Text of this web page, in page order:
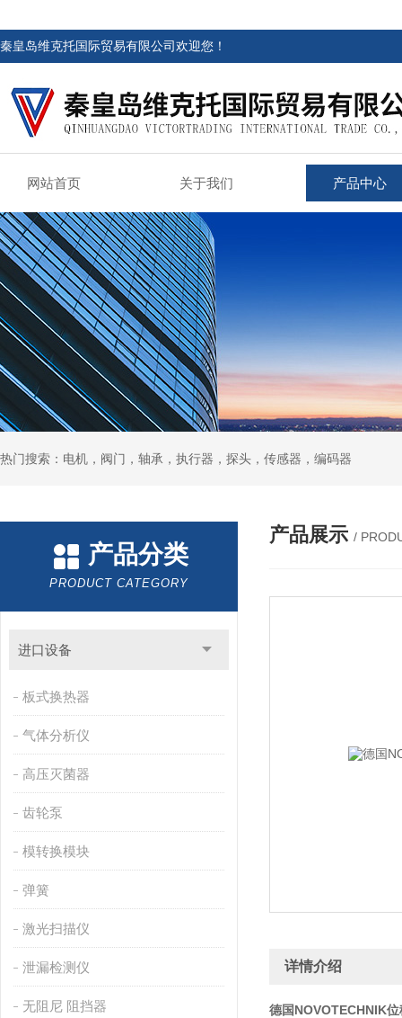
秦皇岛维克托国际贸易有限公司欢迎您！
网站首页 关于我们 产品中心
热门搜索：电机，阀门，轴承，执行器，探头，传感器，编码器
产品分类
PRODUCT CATEGORY
进口设备
板式换热器
气体分析仪
高压灭菌器
齿轮泵
模转换模块
弹簧
激光扫描仪
泄漏检测仪
无阻尼 阻挡器
产品展示 /
详情介绍
德国NOVOTECHNIK